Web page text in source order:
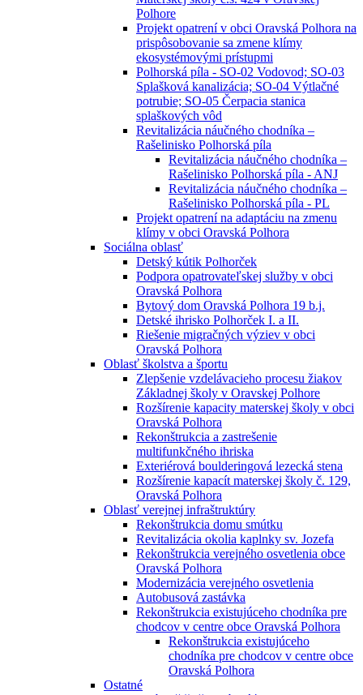
Polhore
Projekt opatrení v obci Oravská Polhora na
prispôsobovanie sa zmene klímy
ekosystémovými prístupmi
Polhorská píla - SO-02 Vodovod; SO-03
Splašková kanalizácia; SO-04 Výtlačné
potrubie; SO-05 Čerpacia stanica
splaškových vôd
Revitalizácia náučného chodníka –
Rašelinisko Polhorská píla
Revitalizácia náučného chodníka –
Rašelinisko Polhorská píla - ANJ
Revitalizácia náučného chodníka –
Rašelinisko Polhorská píla - PL
Projekt opatrení na adaptáciu na zmenu
klímy v obci Oravská Polhora
Sociálna oblasť
Detský kútik Polhorček
Podpora opatrovateľskej služby v obci
Oravská Polhora
Bytový dom Oravská Polhora 19 b.j.
Detské ihrisko Polhorček I. a II.
Riešenie migračných výziev v obci
Oravská Polhora
Oblasť školstva a športu
Zlepšenie vzdelávacieho procesu žiakov
Základnej školy v Oravskej Polhore
Rozšírenie kapacity materskej školy v obci
Oravská Polhora
Rekonštrukcia a zastrešenie
multifunkčného ihriska
Exteriérová boulderingová lezecká stena
Rozšírenie kapacít materskej školy č. 129,
Oravská Polhora
Oblasť verejnej infraštruktúry
Rekonštrukcia domu smútku
Revitalizácia okolia kaplnky sv. Jozefa
Rekonštrukcia verejného osvetlenia obce
Oravská Polhora
Modernizácia verejného osvetlenia
Autobusová zastávka
Rekonštrukcia existujúceho chodníka pre
chodcov v centre obce Oravská Polhora
Rekonštrukcia existujúceho
chodníka pre chodcov v centre obce
Oravská Polhora
Ostatné